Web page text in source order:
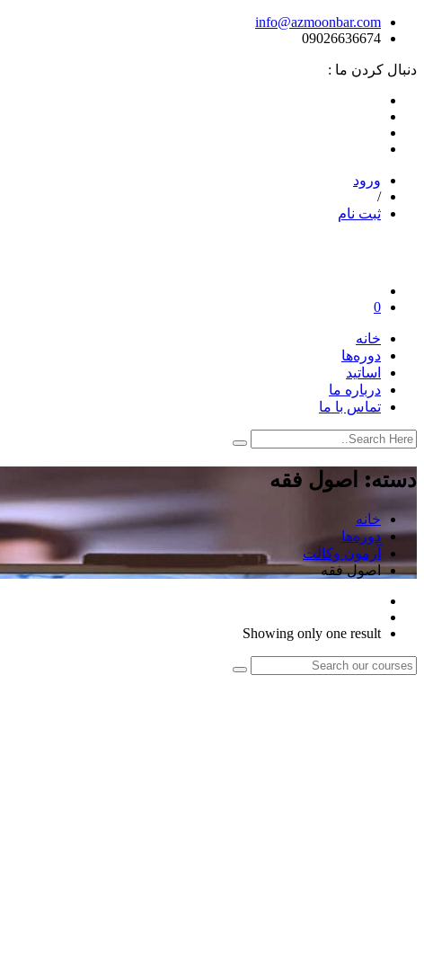
info@azmoonbar.com
09026636674
دنبال کردن ما :
ورود
/
ثبت نام
0
خانه
دوره‌ها
اساتید
درباره ما
تماس با ما
دسته: اصول فقه
خانه
دوره‌ها
آزمون وکالت
اصول فقه
Showing only one result